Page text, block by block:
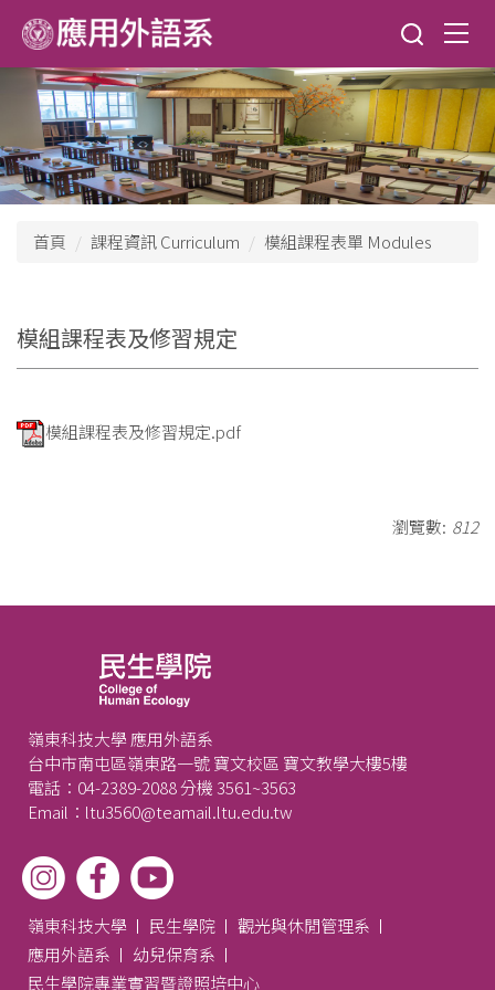
到
主
區
首頁 課程資訊 Curriculum 模組課程表單 Modules
模組課程表及修習規定
模組課程表及修習規定.pdf
瀏覽數: 812
嶺東科技大學 應用外語系
台中市南屯區嶺東路一號 寶文校區 寶文教學大樓5樓
電話：04-2389-2088 分機 3561~3563
Email：ltu3560@teamail.ltu.edu.tw
嶺東科技大學 民生學院
觀光與休閒管理系
應用外語系
幼兒保育系
民生學院專業實習暨證照培中心